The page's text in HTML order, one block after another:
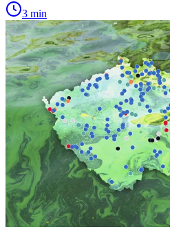
3 min